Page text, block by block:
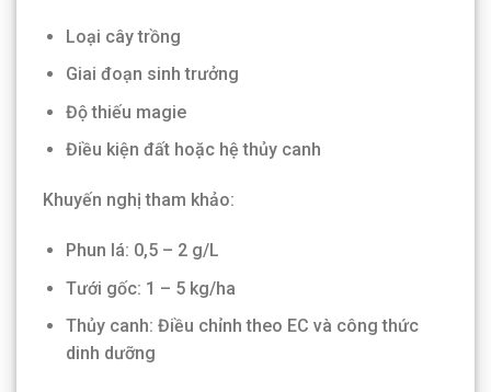
Loại cây trồng
Giai đoạn sinh trưởng
Độ thiếu magie
Điều kiện đất hoặc hệ thủy canh
Khuyến nghị tham khảo:
Phun lá: 0,5 – 2 g/L
Tưới gốc: 1 – 5 kg/ha
Thủy canh: Điều chỉnh theo EC và công thức
dinh dưỡng